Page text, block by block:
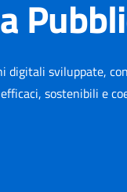
digitali sviluppate,
sostenibili e